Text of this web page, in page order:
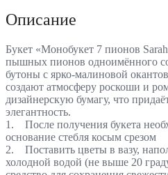
Описание
Букет «Монобукет 7 пионов
пышных пионов одноимённого
бутоны с ярко-малиновой
создают атмосферу роскоши и
дизайнерскую бумагу, что
элегантность.
1. После получения букета
основание стебля косым срезом
2. Поставить цветы в вазу,
холодной водой (не выше 20